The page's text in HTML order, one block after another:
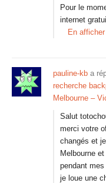
Pour le
internet
En
pauline-kb a
recherche
Melbourne –
Salut
merci votre
changés et
Melbourne
pendant
je loue une